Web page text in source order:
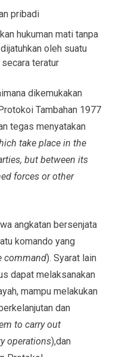
pribadi
hukuman mati tanpa
oleh suatu
teratur
dikemukakan
Tambahan 1977
tegas menyatakan
take place in the
but between its
forces or other
angkatan bersenjata
komando yang
command). Syarat lain
dapat melaksanakan
mampu melakukan
dan
to carry out
operations),dan